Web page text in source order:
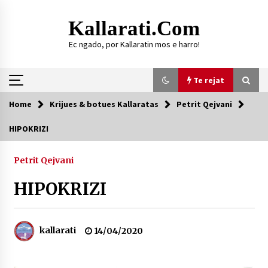
Kallarati.com
Ec ngado, por Kallaratin mos e harro!
Te rejat
Te rejat
SHOQATËS “KALLARATI”
Gazeta Kallarati nr. 118
SI U ARRIT TË REALIZOHEJ PERLA FOLKLORIKE
“JANINËS Ç’I PANË SYTË”
Home Krijues & botues Kallaratas Petrit Qejvani
HIPOKRIZI
Petrit Qejvani
HIPOKRIZI
kallarati 14/04/2020